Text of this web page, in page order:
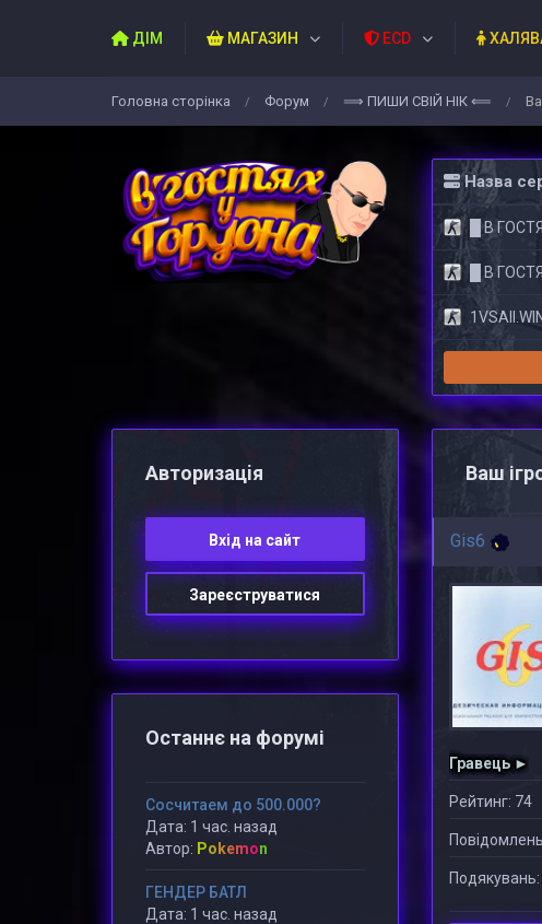
ДІМ МАГАЗИН ECD
Головна сторiнка / Форум / ⟹ ПИШИ СВIЙ НIК ⟸ /
Назва
█ В
█ В
1VSAll.WIN/
Ваш
Gis6
Гравець ►
Рейтинг: 74
Авторизацiя
Вхiд на сайт
Зареєструватися
Останнє на форумі
Сосчитаем до 500.000?
Дата: 1 час. назад
Автор: Pokemon
ГЕНДЕР БАТЛ
Дата: 1 час. назад